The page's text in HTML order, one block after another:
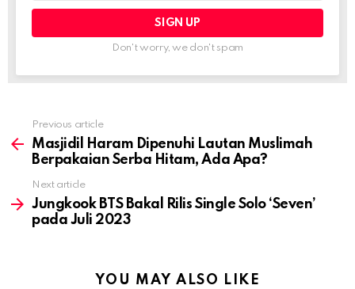
Don't worry, we don't spam
more
Previous article
Masjidil Haram Dipenuhi Lautan Muslimah
Berpakaian Serba Hitam, Ada Apa?
Next article
Jungkook BTS Bakal Rilis Single Solo ‘Seven’
pada Juli 2023
YOU MAY ALSO LIKE